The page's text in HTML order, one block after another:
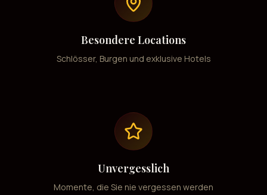
Besondere Locations
Schlösser, Burgen und exklusive Hotels
Unvergesslich
Momente, die Sie nie vergessen werden